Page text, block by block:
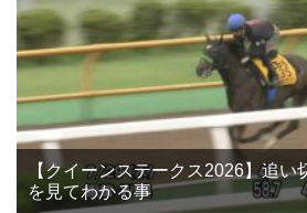
【クイーンステークス2026】追い
を見てわかる事